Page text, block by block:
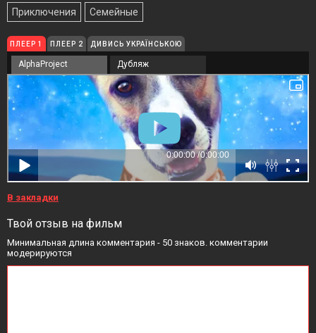
Приключения Семейные
ПЛЕЕР 1 ПЛЕЕР 2 ДИВИСЬ УКРАЇНСЬКОЮ
AlphaProject Дубляж
В закладки
Твой отзыв на фильм
Минимальная длина комментария - 50 знаков. комментарии
модерируются